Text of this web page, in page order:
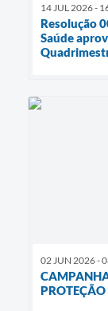
14 JUL 2026 -
Resolução
Saúde
02 JUN 2026 -